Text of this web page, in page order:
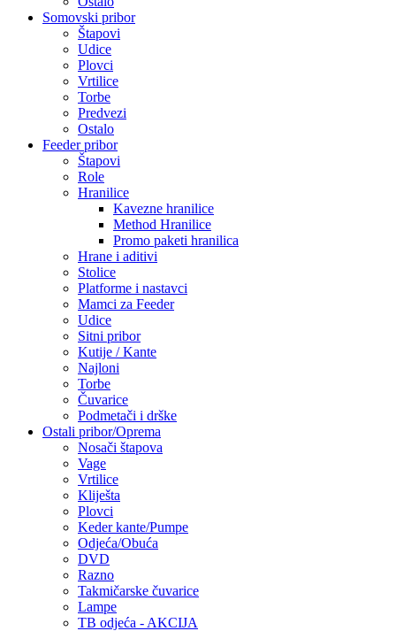
Somovski pribor
Štapovi
Udice
Plovci
Vrtilice
Torbe
Predvezi
Ostalo
Feeder pribor
Štapovi
Role
Hranilice
Kavezne hranilice
Method Hranilice
Promo paketi hranilica
Hrane i aditivi
Stolice
Platforme i nastavci
Mamci za Feeder
Udice
Sitni pribor
Kutije / Kante
Najloni
Torbe
Čuvarice
Podmetači i drške
Ostali pribor/Oprema
Nosači štapova
Vage
Vrtilice
Kliješta
Plovci
Keder kante/Pumpe
Odjeća/Obuća
DVD
Razno
Takmičarske čuvarice
Lampe
TB odjeća - AKCIJA